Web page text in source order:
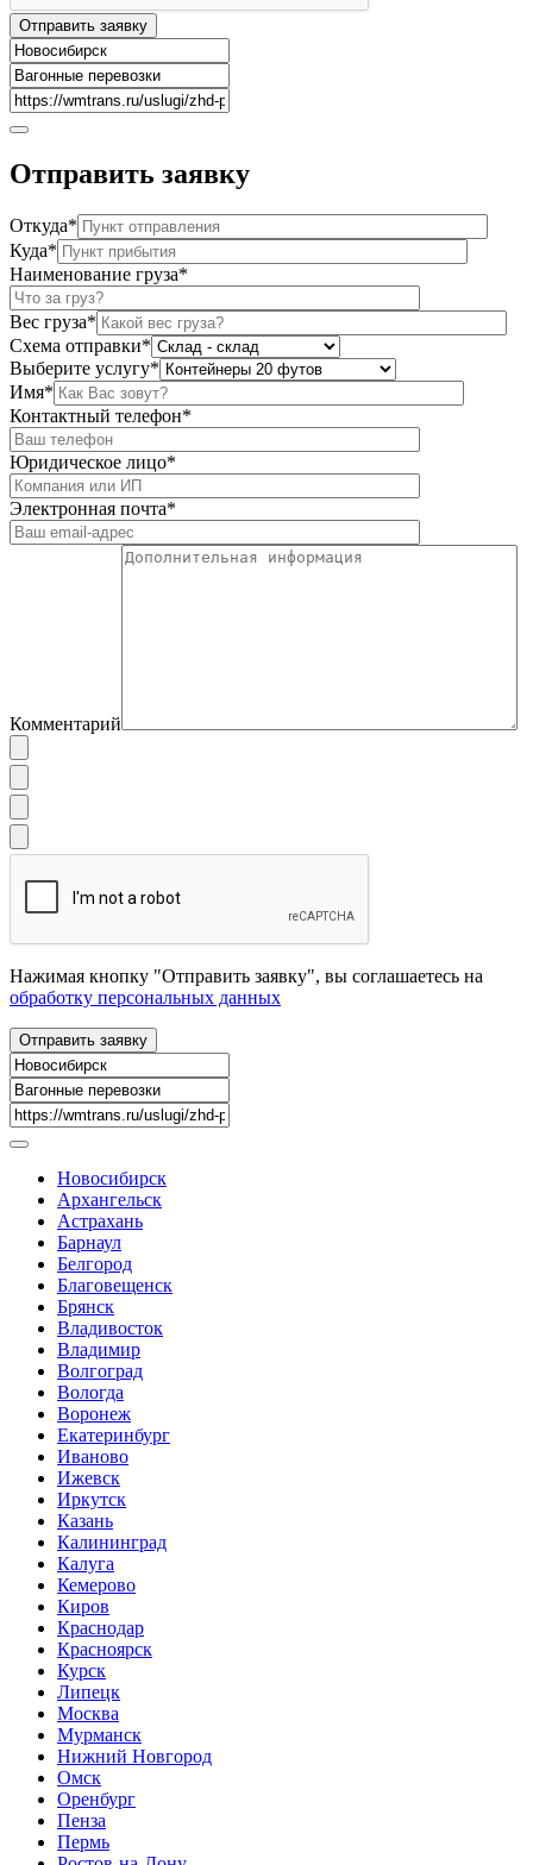
Отправить заявку
Откуда*
Куда*
Наименование груза*
Вес груза*
Схема отправки*
Выберите услугу*
Имя*
Контактный телефон*
Юридическое лицо*
Электронная почта*
Комментарий
Нажимая кнопку "Отправить заявку", вы соглашаетесь на
обработку персональных данных
Новосибирск
Архангельск
Астрахань
Барнаул
Белгород
Благовещенск
Брянск
Владивосток
Владимир
Волгоград
Вологда
Воронеж
Екатеринбург
Иваново
Ижевск
Иркутск
Казань
Калининград
Калуга
Кемерово
Киров
Краснодар
Красноярск
Курск
Липецк
Москва
Мурманск
Нижний Новгород
Омск
Оренбург
Пенза
Пермь